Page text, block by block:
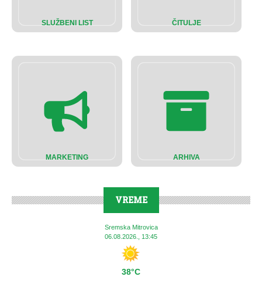
SLUŽBENI LIST ČITULJE
MARKETING ARHIVA
VREME
Sremska Mitrovica
06.08.2026., 13:45
38°C